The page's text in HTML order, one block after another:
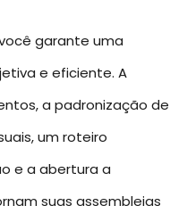
garante uma
e eficiente. A
a padronização de
um roteiro
e a abertura a
suas assembleias